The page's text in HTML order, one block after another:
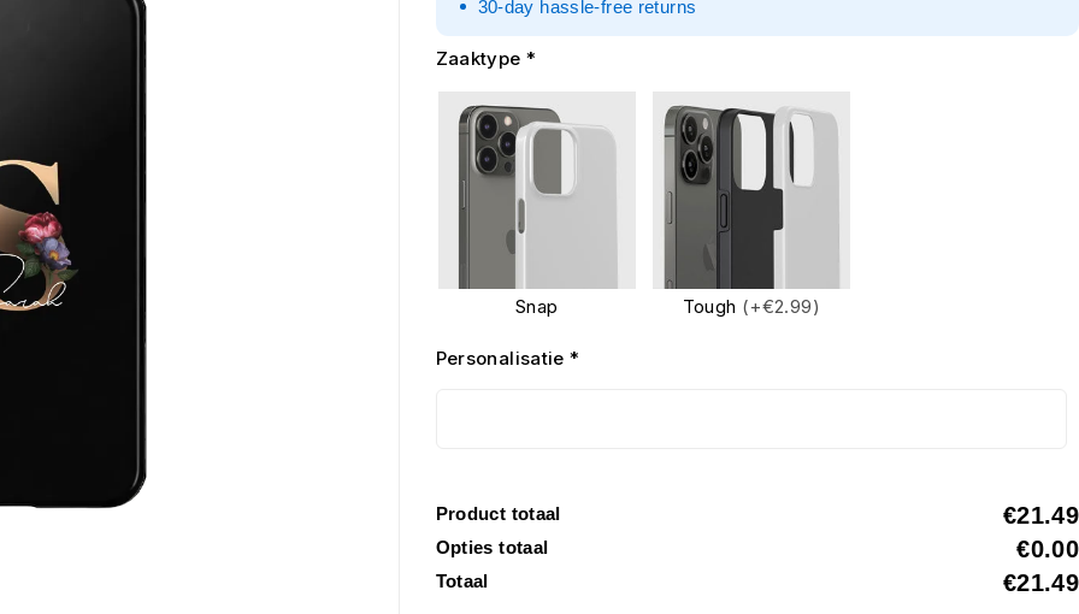
30-day hassle-free returns
Zaaktype *
Snap Tough (+€2.99)
Personalisatie *
Product totaal €21.49
Opties totaal €0.00
Totaal €21.49